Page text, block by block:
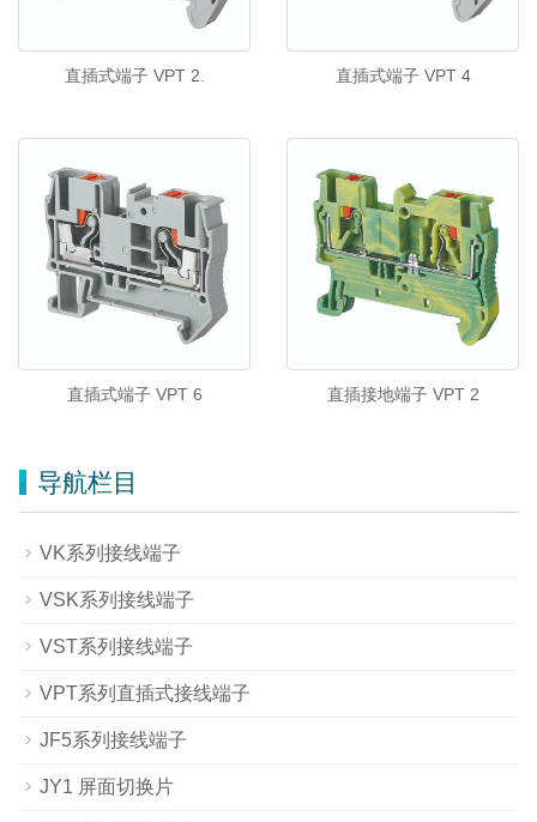
直插式端子 VPT 2. 直插式端子 VPT 4
直插式端子 VPT 6 直插接地端子 VPT 2
导航栏目
VK系列接线端子
VSK系列接线端子
VST系列接线端子
VPT系列直插式接线端子
JF5系列接线端子
JY1 屏面切换片